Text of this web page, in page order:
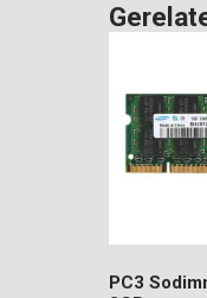
PC3